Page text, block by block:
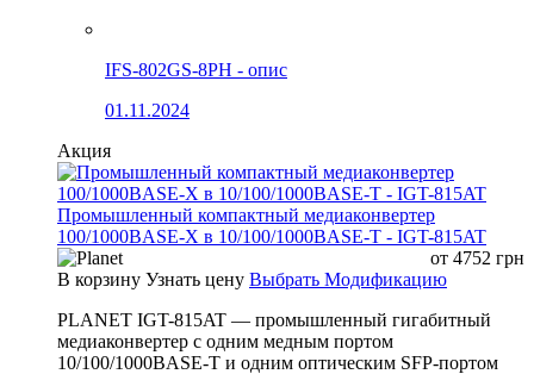
IFS-802GS-8PH - опис
01.11.2024
Акция
Промышленный компактный медиаконвертер
100/1000BASE-X в 10/100/1000BASE-T - IGT-815AT
от 4752 грн
В корзину Узнать цену Выбрать Модификацию
PLANET IGT-815AT — промышленный гигабитный
медиаконвертер с одним медным портом
10/100/1000BASE-T и одним оптическим SFP-портом